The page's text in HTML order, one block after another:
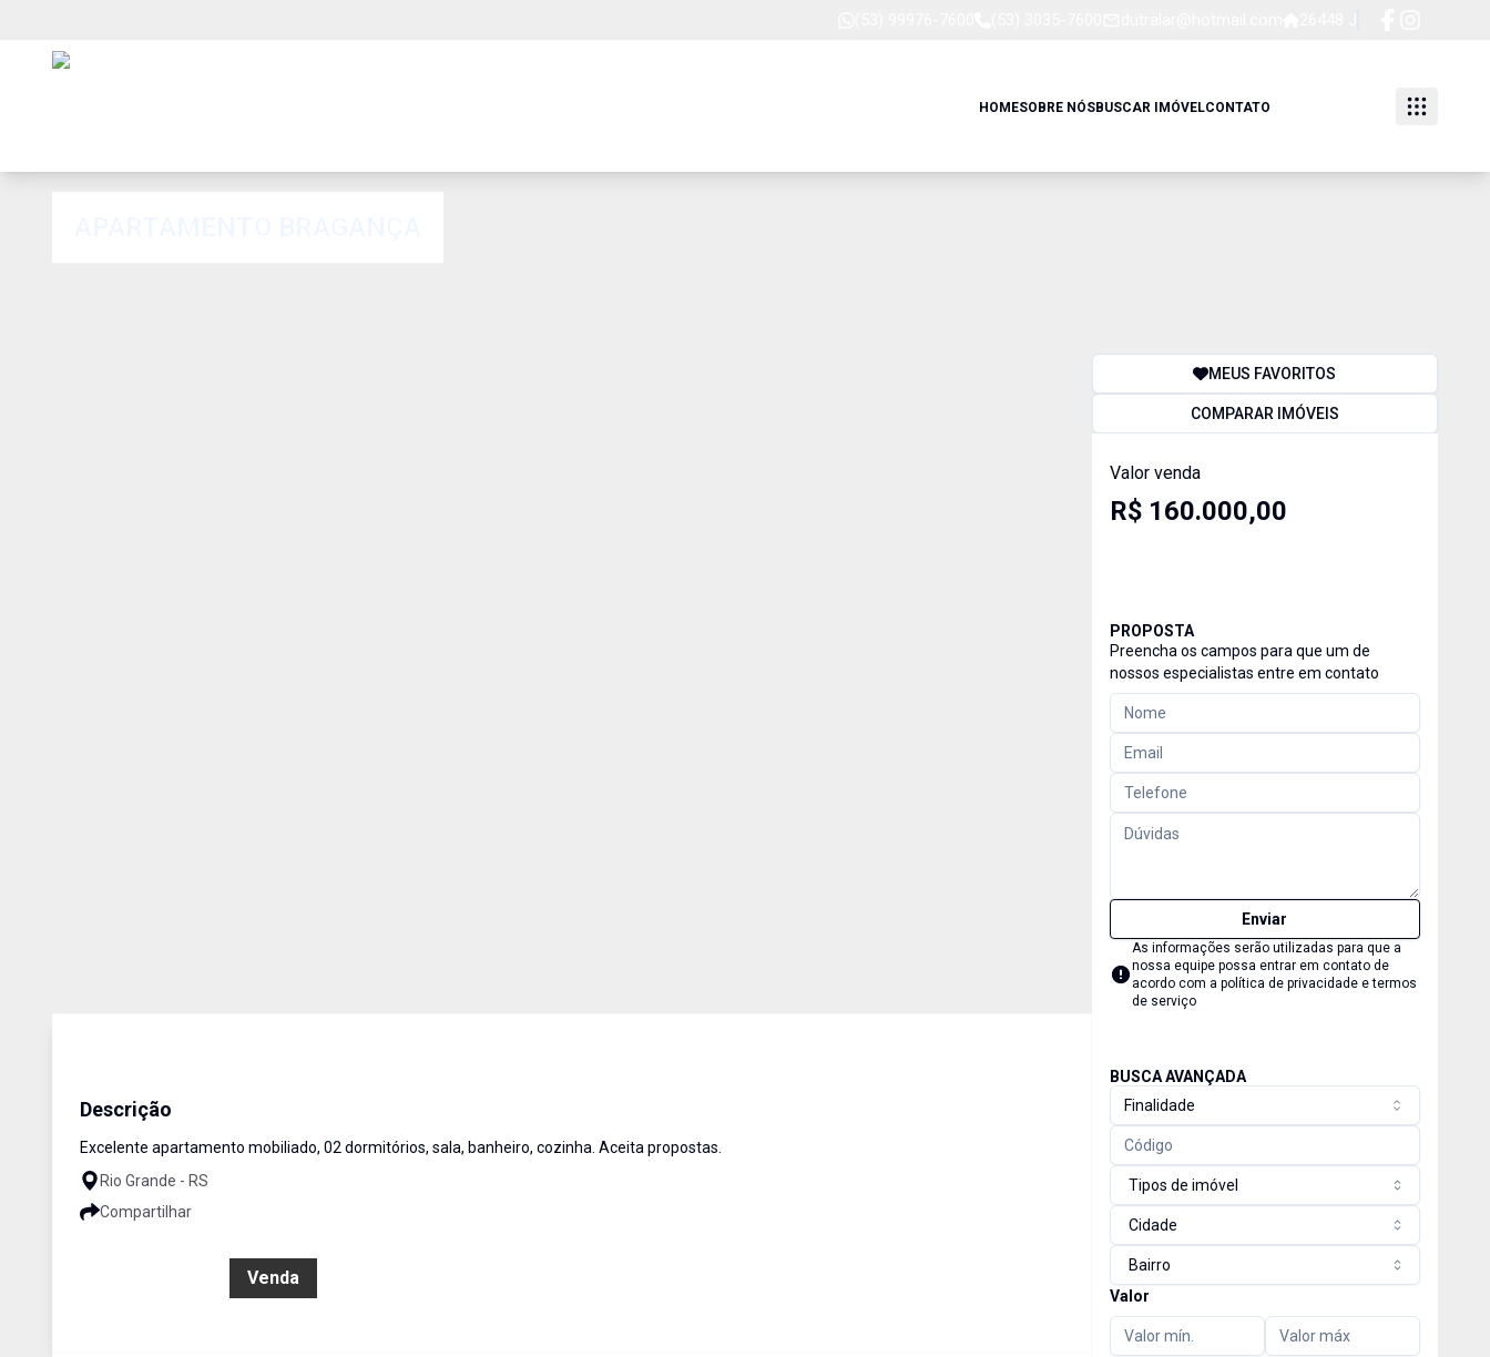
HOMESOBRE NÓSBUSCAR IMÓVELCONTATO
Descrição
Excelente apartamento mobiliado, 02 dormitórios, sala, banheiro, cozinha. Aceita propostas.
Rio Grande - RS
Compartilhar
Venda
MEUS FAVORITOS
COMPARAR IMÓVEIS
Valor venda
R$ 160.000,00
PROPOSTA
Preencha os campos para que um de
nossos especialistas entre em contato
Enviar
As informações serão utilizadas para que a
nossa equipe possa entrar em contato de
acordo com a política de privacidade e termos
de serviço
BUSCA AVANÇADA
Finalidade
Tipos de imóvel
Cidade
Bairro
Valor